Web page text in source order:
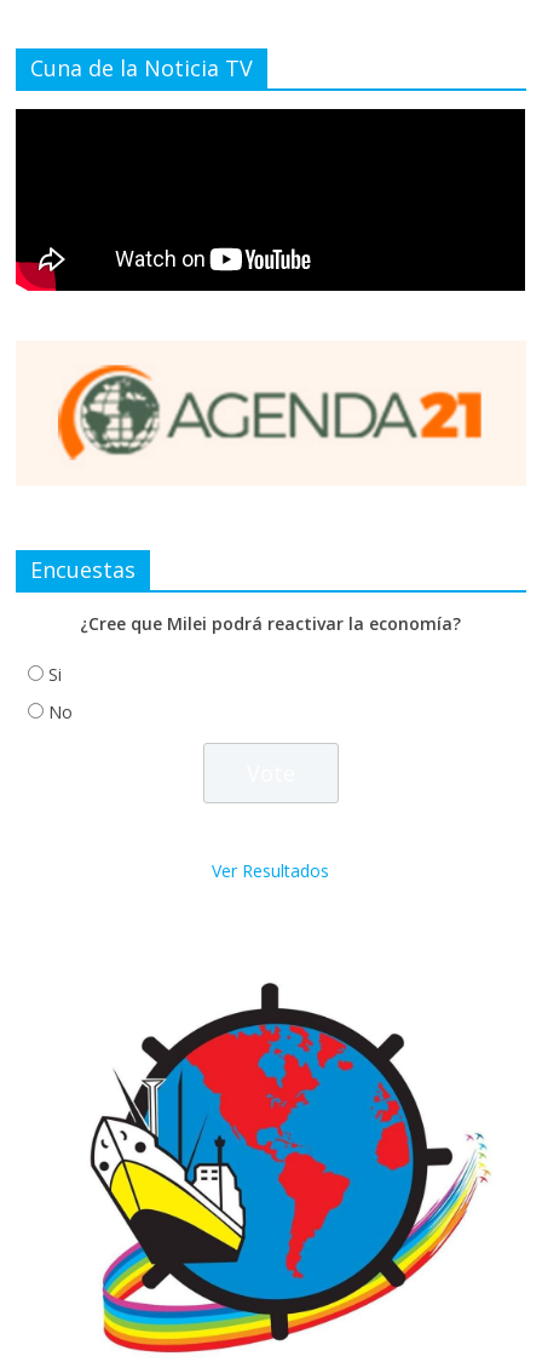
Cuna de la Noticia TV
Encuestas
¿Cree que Milei podrá reactivar la economía?
Si
No
Ver Resultados